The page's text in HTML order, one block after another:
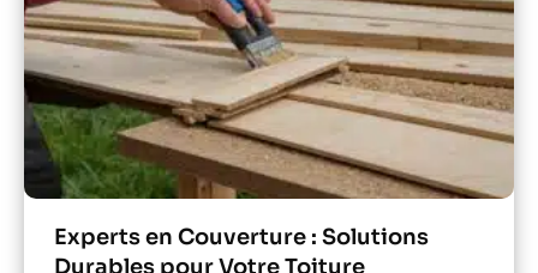
Experts en Couverture : Solutions
Durables pour Votre Toiture